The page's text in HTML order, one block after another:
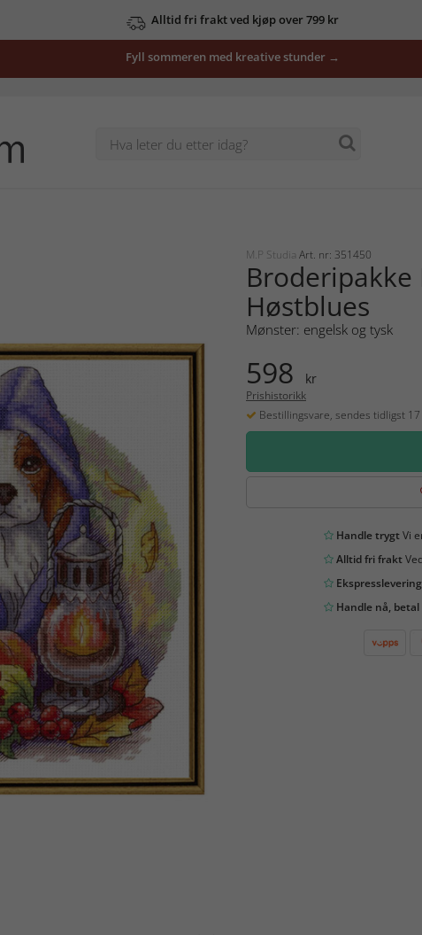
Alltid fri frakt ved kjøp over 799 kr
Fyll sommeren med kreative stunder →
M.P Studia Art. nr: 351450
Broderipakke
Høstblues
Mønster: engelsk og tysk
598 kr
Prishistorikk
Bestillingsvare, sendes tidligst 17
Handle trygtVi
Alltid fri frakt
Ekspresslevering
Handle nå, betal